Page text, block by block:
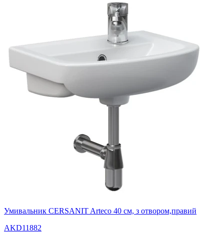
Умивальник CERSANIT Arteco 40 см, з отвором,правий
AKD11882